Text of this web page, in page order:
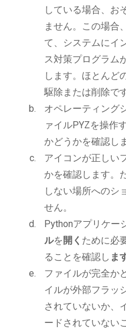
している場合、お
ません。この場合
て、システムにイ
ス対策プログラム
します。ほとんど
駆除または削除です
オペレーティング
ァイルPYZを操作
かどうかを確認し
アイコンが正しい
かを確認します。
しない場所へのシ
せん。
Pythonアプリケー
ルを 開く ために必
ることを確認し ま
ファイルが完全か
イルが外部フラッ
されていないか、
ードされていない